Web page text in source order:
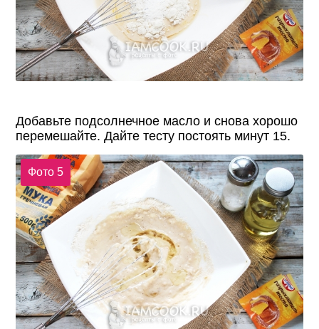
Добавьте подсолнечное масло и снова хорошо
перемешайте. Дайте тесту постоять минут 15.
Фото 5